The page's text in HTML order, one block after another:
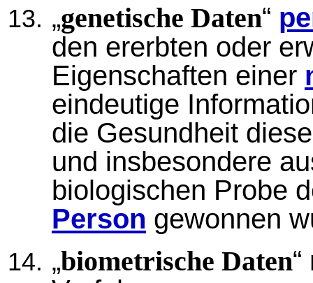
„genetische Daten“
den ererbten oder
Eigenschaften einer
eindeutige
die Gesundheit
und insbesondere
biologischen Probe
Person gewonnen
„biometrische Daten